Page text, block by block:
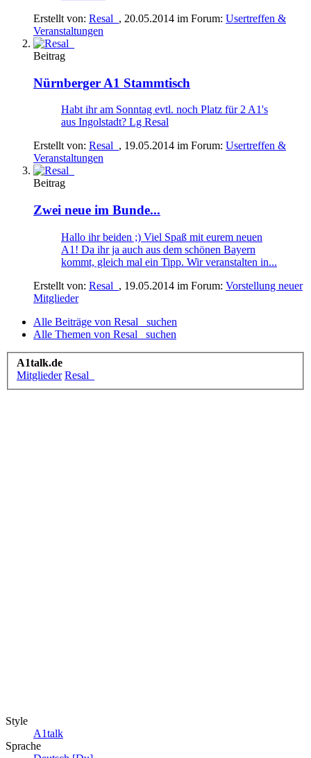
Erstellt von: Resal_ , 20.05.2014 im Forum: Usertreffen &
Veranstaltungen
Beitrag
Nürnberger A1 Stammtisch
Habt ihr am Sonntag evtl. noch Platz für 2 A1's
aus Ingolstadt? Lg Resal
Erstellt von: Resal_ , 19.05.2014 im Forum: Usertreffen &
Veranstaltungen
Beitrag
Zwei neue im Bunde...
Hallo ihr beiden ;) Viel Spaß mit eurem neuen
A1! Da ihr ja auch aus dem schönen Bayern
kommt, gleich mal ein Tipp. Wir veranstalten in...
Erstellt von: Resal_ , 19.05.2014 im Forum: Vorstellung neuer
Mitglieder
Alle Beiträge von Resal_ suchen
Alle Themen von Resal_ suchen
A1talk.de
Mitglieder Resal_
Style
A1talk
Sprache